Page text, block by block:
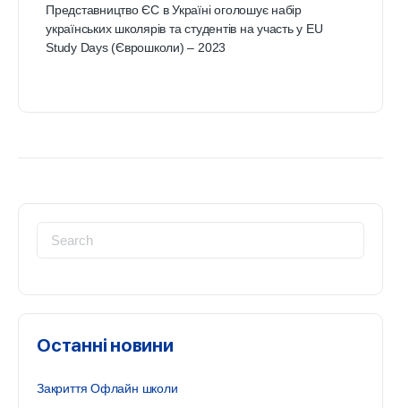
Представництво ЄС в Україні оголошує набір
українських школярів та студентів на участь у EU
Study Days (Єврошколи) – 2023
Search
for:
Останні новини
Закриття Офлайн школи